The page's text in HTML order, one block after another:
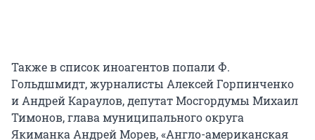
Также в список иноагентов попали Ф.
Гольдшмидт, журналисты Алексей Горпинченко
и Андрей Караулов, депутат Мосгордумы Михаил
Тимонов, глава муниципального округа
Якиманка Андрей Морев, «Англо-американская